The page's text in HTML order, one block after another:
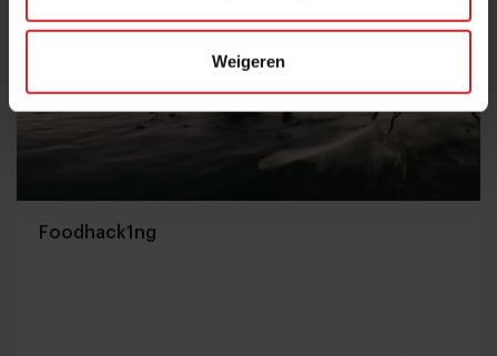
Weigeren
Foodhack1ng